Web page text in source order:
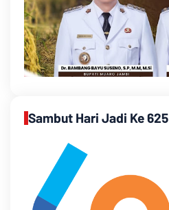
Sambut Hari Jadi Ke 625